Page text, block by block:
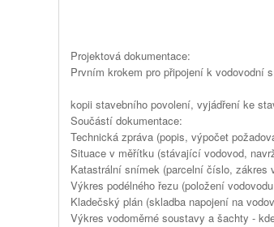
Projektová dokumentace:
Prvním krokem pro připojení k vodovodní
kopii stavebního povolení, vyjádření ke
Součástí dokumentace:
Technická zpráva (popis, výpočet
Situace v měřítku (stávající vodovod,
Katastrální snímek (parcelní číslo,
Výkres podélného řezu (položení
Kladečský plán (skladba napojení na
Výkres vodoměrné soustavy a šachty -